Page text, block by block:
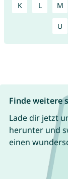
K L M
U
Finde weitere
Lade dir jetzt
herunter und
einen